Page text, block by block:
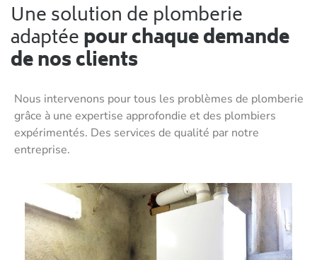
Une solution de plomberie
adaptéepour chaque demande
de nos clients
Nous intervenons pour tous les problèmes de plomberie
grâce à une expertise approfondie et des plombiers
expérimentés. Des services de qualité par notre
entreprise.